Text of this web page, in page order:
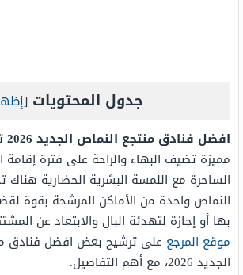
جدول المحتويات [
افضل فنادق منتجع النماص الجديد 2026
مميزة تضيف البهاء والراحة على فترة إقامة
الساحرة مع اللمسة البشرية الحضارية هناك
النماص واحدة من الأماكن المرشحة بقوة
بها أو إجازة لتهدئة البال والابتعاد عن
موقع المرجع على ترشيح بعض افضل فنادق
الجديد 2026، مع أهم التفاصيل.